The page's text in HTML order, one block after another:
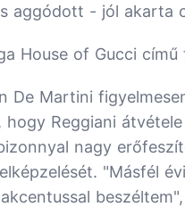
aggódott - jól akarta
House of Gucci
De Martini
hogy Reggiani
nagy
"Másfél